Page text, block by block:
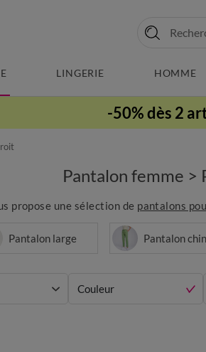
LINGERIE HOMME
-50% dès 2
Pantalon femme >
propose une sélection de pantalons
Pantalon large Pantalon
Couleur